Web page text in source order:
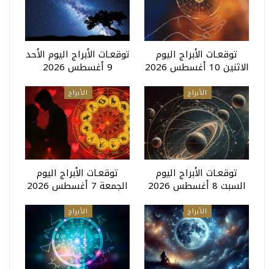
توقعـات الأبراج اليوم
الاثنين 10 أغسطس 2026
توقعـات الأبراج اليوم الأحد
9 أغسطس 2026
الأبراج
توقعـات الأبراج اليوم
السبت 8 أغسطس 2026
الأبراج
توقعـات الأبراج اليوم
الجمعة 7 أغسطس 2026
الأبراج الأبراج